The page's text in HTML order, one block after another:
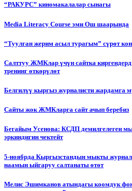
“РАКУРС” киномакалалар сынагы
Media Literacy Сourse эми Ош шаарында
“Туулган жерим асыл турагым” сүрөт
Салттуу ЖМКлар үчүн сайтка
тренинг өткөрүлөт
Белгилүү кыргыз журналисти жардамга
Сайты жок ЖМКларга сайт ачып беребиз
Бегайым Усенова: КСДП демилгелеген
эркиндигин чектейт
5-ноябрда Кыргызстандын мыкты
наамын ыйгаруу салтанаты өтөт
Мелис Эшимканов атындагы коомдук